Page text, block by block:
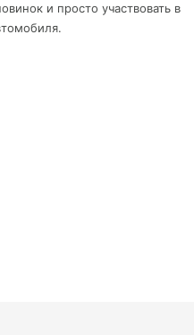
и просто участвовать в